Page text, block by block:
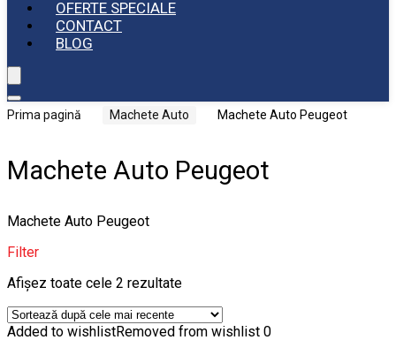
OFERTE SPECIALE
CONTACT
BLOG
Prima pagină Machete Auto Machete Auto Peugeot
Machete Auto Peugeot
Machete Auto Peugeot
Filter
Afișez toate cele 2 rezultateSortat
mai
Added to wishlistRemoved from wishlist 0